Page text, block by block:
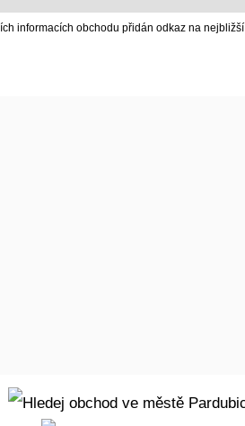
informacích obchodu přidán odkaz na nejbližší